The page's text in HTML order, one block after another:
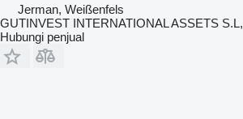
Jerman, Weißenfels
GUTINVEST INTERNATIONAL ASSETS S.L,
Hubungi penjual